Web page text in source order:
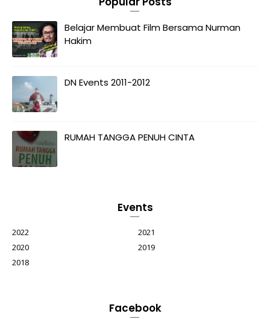
Belajar Membuat Film Bersama Nurman
Hakim
DN Events 2011-2012
RUMAH TANGGA PENUH CINTA
Events
2022
2021
2020
2019
2018
Facebook